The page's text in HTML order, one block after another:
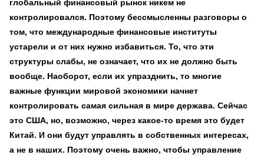
глобальный финансовый рынок никем не
контролировался. Поэтому бессмысленны разговоры о
том, что международные финансовые институты
устарели и от них нужно избавиться. То, что эти
структуры слабы, не означает, что их не должно быть
вообще. Наоборот, если их упразднить, то многие
важные функции мировой экономики начнет
контролировать самая сильная в мире держава. Сейчас
это США, но, возможно, через какое-то время это будет
Китай. И они будут управлять в собственных интересах,
а не в наших. Поэтому очень важно, чтобы управление